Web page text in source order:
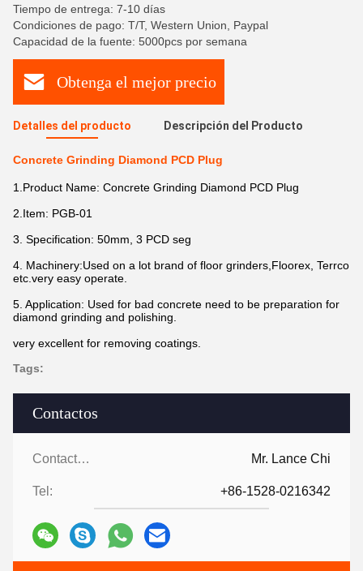
Contactos
Contactos: Mr. Lance Chi
Tel: +86-1528-0216342
Tiempo de entrega: 7-10 días
Condiciones de pago: T/T, Western Union, Paypal
Capacidad de la fuente: 5000pcs por semana
Obtenga el mejor precio
Detalles del producto Descripción del Producto
Concrete Grinding Diamond PCD Plug
1.Product Name: Concrete Grinding Diamond PCD Plug
2.Item: PGB-01
3. Specification: 50mm, 3 PCD seg
4. Machinery:Used on a lot brand of floor grinders,Floorex, Terrco
etc.very easy operate.
5. Application: Used for bad concrete need to be preparation for
diamond grinding and polishing.
very excellent for removing coatings.
Tags: